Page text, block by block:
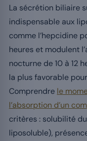
La sécrétion biliaire
indispensable aux
comme l’hepcidine
heures et modulent
nocturne de 10 à 12
la plus favorable
Comprendre le
l’absorption d’un
critères : solubilité
liposoluble),